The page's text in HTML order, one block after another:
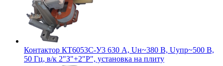
Контактор КТ6053С-У3 630 А, Uн~380 В, Uупр~500 В,
50 Гц, в/к 2"З"+2"Р", установка на плиту